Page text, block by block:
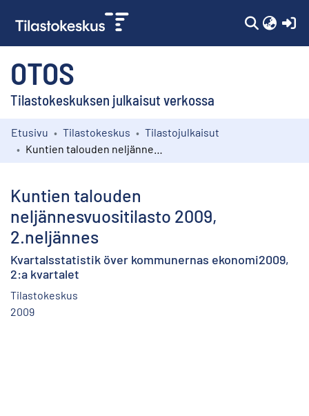
OTOS
Tilastokeskuksen julkaisut verkossa
Kokoelmat
Etusivu Tilastokeskus
Tilastojulkaisut
Kuntien talouden
neljännesvuositilasto 2009,
2.neljännes
Kvartalsstatistik över kommunernas ekonomi2009,
2:a kvartalet
Tilastokeskus
2009